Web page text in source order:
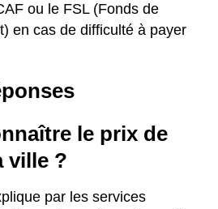
ou le FSL (Fonds de
en cas de difficulté à payer
le prix de
ville ?
par les services